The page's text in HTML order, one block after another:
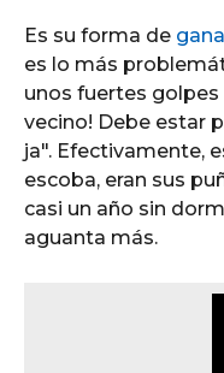
Es su forma de
es lo más
unos fuertes golpes
vecino! Debe estar
ja". Efectivamente,
escoba, eran sus
casi un año sin
aguanta más.